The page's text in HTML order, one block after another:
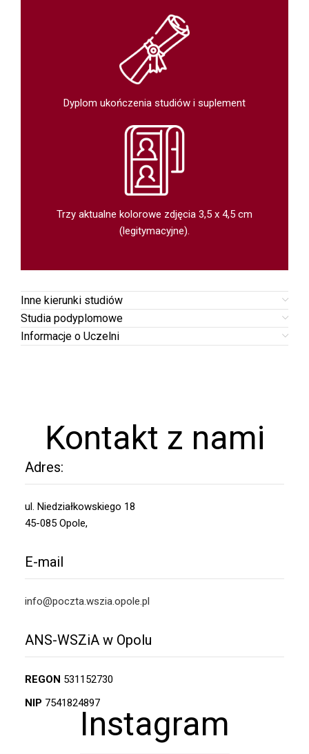
Dyplom ukończenia studiów i suplement
Trzy aktualne kolorowe zdjęcia 3,5 x 4,5 cm
(legitymacyjne).
Inne kierunki studiów
Studia podyplomowe
Informacje o Uczelni
Kontakt z nami
Adres:
ul. Niedziałkowskiego 18
45-085 Opole,
E-mail
info@poczta.wszia.opole.pl
ANS-WSZiA w Opolu
REGON 531152730
NIP 7541824897
Instagram